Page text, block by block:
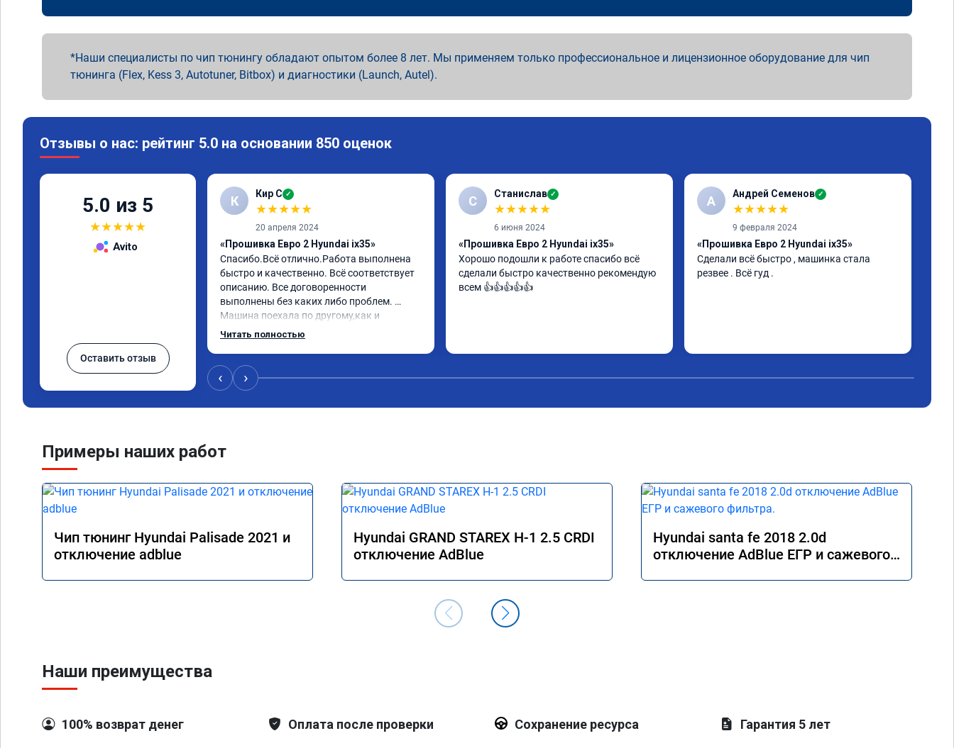
Наши специалисты по чип тюнингу обладают опытом более 8 лет. Мы применяем только профессиональное и лицензионное оборудование для чип
тюнинга (Flex, Kess 3, Autotuner, Bitbox) и диагностики (Launch, Autel).
Отзывы о нас: рейтинг 5.0 на основании 850 оценок
5.0 из 5
★★★★★
Avito
Оставить отзыв
К Кир С ✓
★★★★★
20 апреля 2024
«Прошивка Евро 2 Hyundai ix35»
Спасибо.Всё отлично.Работа выполнена
быстро и качественно. Всё соответствует
описанию. Все договоренности
выполнены без каких либо проблем.
Машина поехала по другому,как и
обещали. Всё понравилось. Рекомендую
Читать полностью
С Станислав ✓
★★★★★
6 июня 2024
«Прошивка Евро 2 Hyundai ix35»
Хорошо подошли к работе спасибо всё
сделали быстро качественно рекомендую
всем 👍👍👍👍👍
А Андрей Семенов ✓
★★★★★
9 февраля 2024
«Прошивка Евро 2 Hyundai ix35»
Сделали всё быстро , машинка стала
резвее . Всё гуд .
‹ ›
Примеры наших работ
Чип тюнинг Hyundai Palisade 2021 и
отключение adblue
Hyundai GRAND STAREX H-1 2.5 CRDI
отключение AdBlue
Hyundai santa fe 2018 2.0d
отключение AdBlue ЕГР и сажевого
Наши преимущества
100% возврат денег Оплата после проверки Сохранение ресурса Гарантия 5 лет